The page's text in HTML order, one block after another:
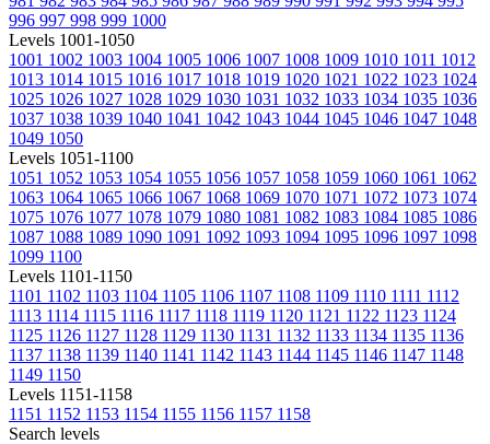
996 997 998 999 1000
Levels 1001-1050
1001 1002 1003 1004 1005 1006 1007 1008 1009 1010 1011 1012
1013 1014 1015 1016 1017 1018 1019 1020 1021 1022 1023 1024
1025 1026 1027 1028 1029 1030 1031 1032 1033 1034 1035 1036
1037 1038 1039 1040 1041 1042 1043 1044 1045 1046 1047 1048
1049 1050
Levels 1051-1100
1051 1052 1053 1054 1055 1056 1057 1058 1059 1060 1061 1062
1063 1064 1065 1066 1067 1068 1069 1070 1071 1072 1073 1074
1075 1076 1077 1078 1079 1080 1081 1082 1083 1084 1085 1086
1087 1088 1089 1090 1091 1092 1093 1094 1095 1096 1097 1098
1099 1100
Levels 1101-1150
1101 1102 1103 1104 1105 1106 1107 1108 1109 1110 1111 1112
1113 1114 1115 1116 1117 1118 1119 1120 1121 1122 1123 1124
1125 1126 1127 1128 1129 1130 1131 1132 1133 1134 1135 1136
1137 1138 1139 1140 1141 1142 1143 1144 1145 1146 1147 1148
1149 1150
Levels 1151-1158
1151 1152 1153 1154 1155 1156 1157 1158
Search levels